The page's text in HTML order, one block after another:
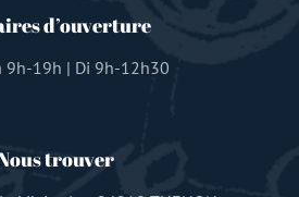
d’ouverture
9h-19h | Di 9h-12h30
trouver